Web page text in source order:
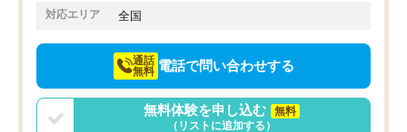
でお願いしました。来年の高校受験に
対応エリア 全国
通話
無料 電話で問い合わせする
無料体験を申し込む
無料
（リストに追加する）